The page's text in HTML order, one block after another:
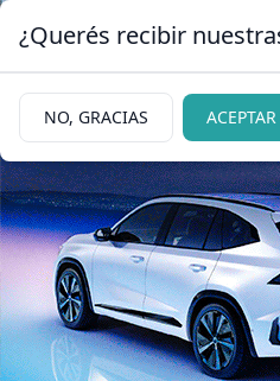
ESTRENA EL SÁBADO |
Un actor de
imprime un
¿Querés recibir
NO, GRACIAS ACEPTAR